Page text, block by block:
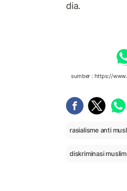
dia.
sumber : https://
rasialisme anti
diskriminasi